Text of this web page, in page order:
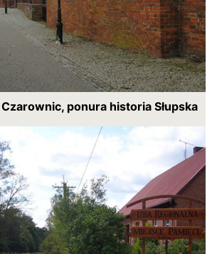
Czarownic, ponura historia Słupska